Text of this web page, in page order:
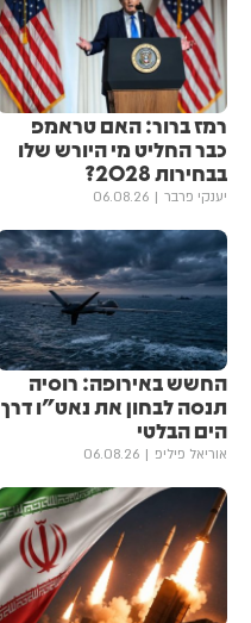
רמז ברור: האם טראמפ
כבר החליט מי היורש שלו
בבחירות 2028?
יענקי פרבר 06.08.26
החשש באירופה: רוסיה
תנסה לבחון את נאט"ו דרך
הים הבלטי
אוריאל פיליפ 06.08.26